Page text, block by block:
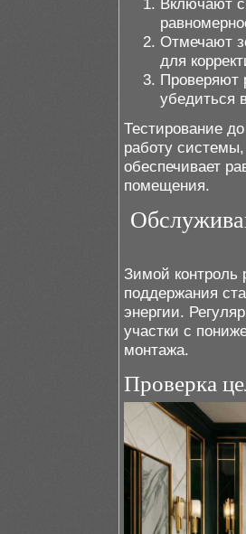
Включают
Отмечают
для
Проверяют
убедиться
Тестирование
работу
обеспечивает
помещения.
Зимой контроль
поддержания
энергии.
участки с
монтажа.
Проверка